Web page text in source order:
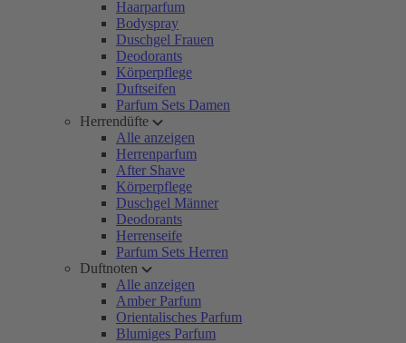
Haarparfum
Bodyspray
Duschgel Frauen
Deodorants
Körperpflege
Duftseifen
Parfum Sets Damen
Herrendüfte
Alle anzeigen
Herrenparfum
After Shave
Körperpflege
Duschgel Männer
Deodorants
Herrenseife
Parfum Sets Herren
Duftnoten
Alle anzeigen
Amber Parfum
Orientalisches Parfum
Blumiges Parfum